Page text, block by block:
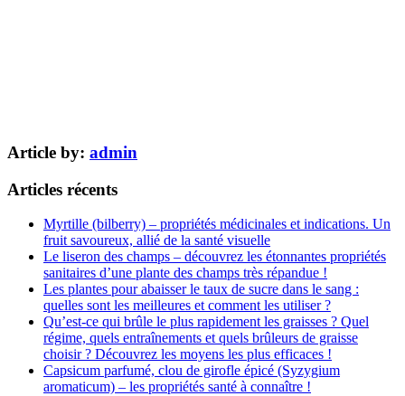
Article by: admin
Articles récents
Myrtille (bilberry) – propriétés médicinales et indications. Un
fruit savoureux, allié de la santé visuelle
Le liseron des champs – découvrez les étonnantes propriétés
sanitaires d’une plante des champs très répandue !
Les plantes pour abaisser le taux de sucre dans le sang :
quelles sont les meilleures et comment les utiliser ?
Qu’est-ce qui brûle le plus rapidement les graisses ? Quel
régime, quels entraînements et quels brûleurs de graisse
choisir ? Découvrez les moyens les plus efficaces !
Capsicum parfumé, clou de girofle épicé (Syzygium
aromaticum) – les propriétés santé à connaître !